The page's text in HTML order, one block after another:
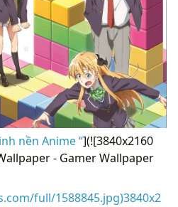
nền Anime “](![3840x2160
- Gamer Wallpaper
full/1588845.jpg)3840x2